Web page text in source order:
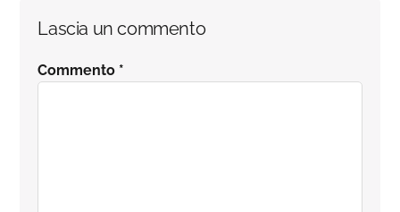
Interazioni
del
Lascia un commento
Commento *